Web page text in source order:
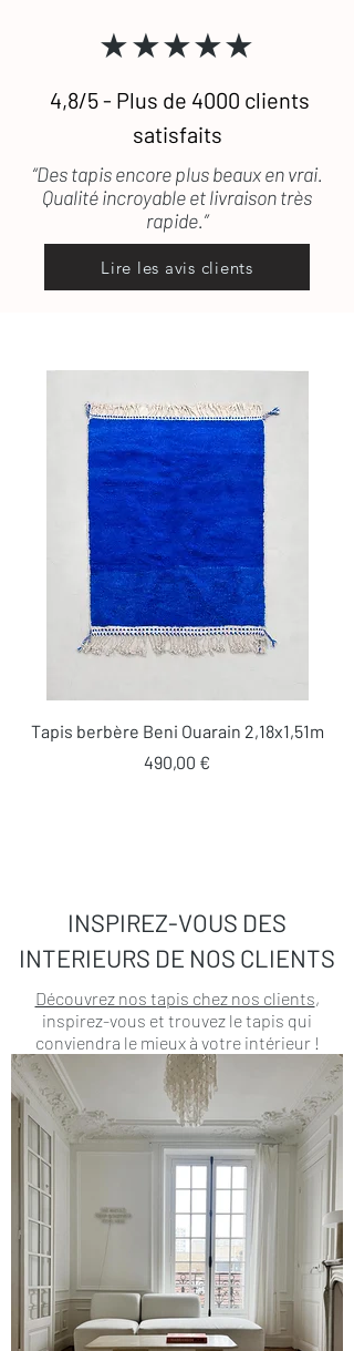
★★★★★
4,8/5 - Plus de 4000 clients
satisfaits
“Des tapis encore plus beaux en vrai.
Qualité incroyable et livraison très
rapide.”
Lire les avis clients
Tapis berbère Beni Ouarain 2,18x1,51m
Prix
490,00 €
INSPIREZ-VOUS DES
INTERIEURS DE NOS CLIENTS
Découvrez nos tapis chez nos clients,
inspirez-vous et trouvez le tapis qui
conviendra le mieux à votre intérieur !